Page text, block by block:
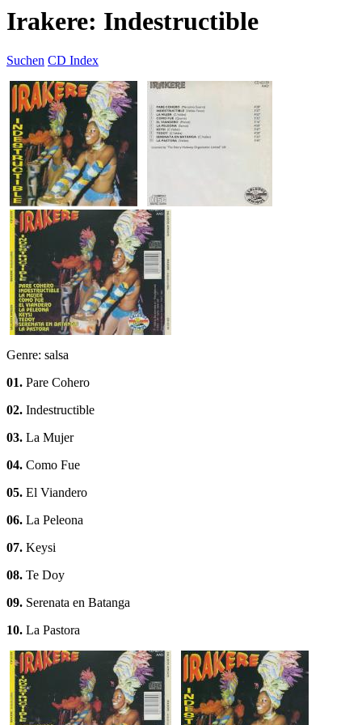
Irakere: Indestructible
Suchen CD Index
Genre: salsa
01. Pare Cohero
02. Indestructible
03. La Mujer
04. Como Fue
05. El Viandero
06. La Peleona
07. Keysi
08. Te Doy
09. Serenata en Batanga
10. La Pastora